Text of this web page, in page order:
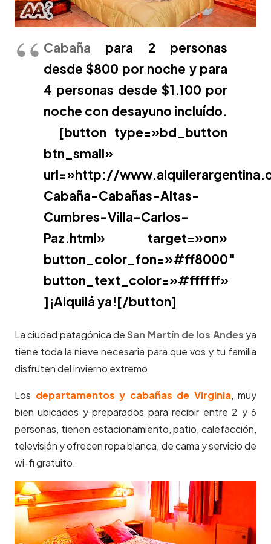
Cabaña para 2 personas
desde $800 por noche y para
4 personas desde $1.100 por
noche con desayuno incluído.
[button type=»bd_button
btn_small»
url=»http://
Cabaña-Cabañas-Altas-
Cumbres-Villa-Carlos-
Paz.html» target=»on»
button_color_fon=»#ff8000″
button_text_color=»#ffffff»
]¡Alquilá ya![/button]
La ciudad patagónica de San Martín de los Andes ya
tiene toda la nieve necesaria para que vos y tu familia
disfruten del invierno extremo.
Los departamentos y cabañas de Virginia, muy
bien ubicados y preparados para recibir entre 2 y 6
personas, tienen estacionamiento, patio, calefacción,
televisión y ofrecen ropa blanca, de cama y servicio de
wi-fi gratuito.